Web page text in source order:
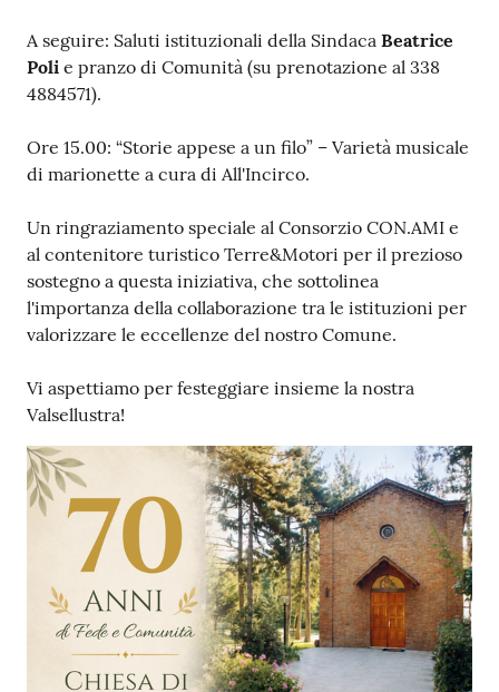
A seguire: Saluti istituzionali della Sindaca Beatrice
Poli e pranzo di Comunità (su prenotazione al 338
4884571).
Ore 15.00: “Storie appese a un filo” – Varietà musicale
di marionette a cura di All'Incirco.
Un ringraziamento speciale al Consorzio CON.AMI e
al contenitore turistico Terre&Motori per il prezioso
sostegno a questa iniziativa, che sottolinea
l'importanza della collaborazione tra le istituzioni per
valorizzare le eccellenze del nostro Comune.
Vi aspettiamo per festeggiare insieme la nostra
Valsellustra!